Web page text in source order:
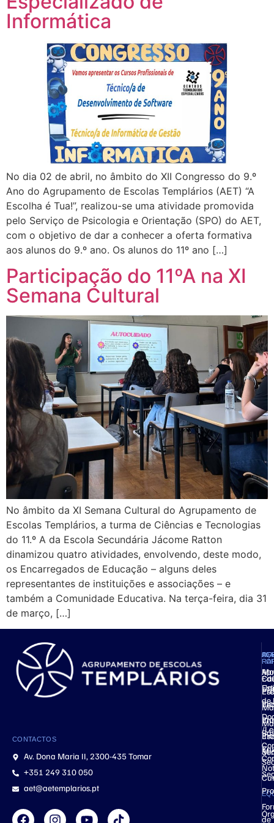
Informática
No dia 02 de abril, no âmbito do XII Congresso do 9.º
Ano do Agrupamento de Escolas Templários (AET) “A
Escolha é Tua!”, realizou-se uma atividade promovida
pelo Serviço de Psicologia e Orientação (SPO) do AET,
com o objetivo de dar a conhecer a oferta formativa
aos alunos do 9.º ano. Os alunos do 11º ano […]
Participação do 11ºA na XI
Semana Cultural
No âmbito da XI Semana Cultural do Agrupamento de
Escolas Templários, a turma de Ciências e Tecnologias
do 11.º A da Escola Secundária Jácome Ratton
dinamizou quatro atividades, envolvendo, deste modo,
os Encarregados de Educação – alguns deles
representantes de instituições e associações – e
também a Comunidade Educativa. Na terça-feira, dia 31
de março, […]
CONTACTOS
Av. Dona Maria II, 2300-435 Tomar
+351 249 310 050
aet@aetemplarios.pt
de
/
de